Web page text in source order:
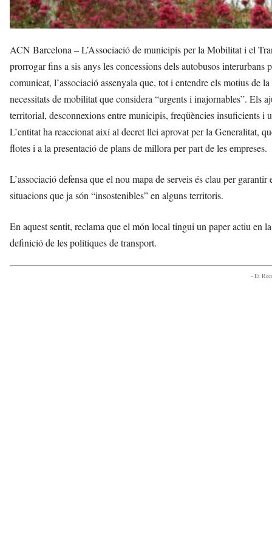
ACN Barcelona – L’Associació de municipis per la Mobilitat i el
prorrogar fins a sis anys les concessions dels autobusos
comunicat, l’associació assenyala que, tot i entendre els motius de
necessitats de mobilitat que considera “urgents i inajornables”. Els
territorial, desconnexions entre municipis, freqüències insuficients i
L’entitat ha reaccionat així al decret llei aprovat per la Generalitat,
flotes i a la presentació de plans de millora per part de les empreses.
L’associació defensa que el nou mapa de serveis és clau per
situacions que ja són “insostenibles” en alguns territoris.
En aquest sentit, reclama que el món local tingui un paper actiu en
definició de les polítiques de transport.
- Et